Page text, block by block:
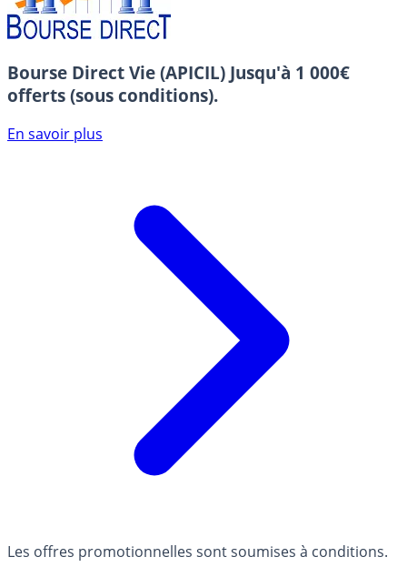
Bourse Direct Vie (APICIL) Jusqu'à 1 000€
offerts (sous conditions).
En savoir plus
Les offres promotionnelles sont soumises à conditions.